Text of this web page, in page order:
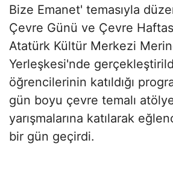
Bize Emanet' temasıyla
Çevre Günü ve Çevre
Atatürk Kültür Merkezi
Yerleşkesi'nde
öğrencilerinin katıldığı
gün boyu çevre temalı
yarışmalarına katılarak
bir gün geçirdi.